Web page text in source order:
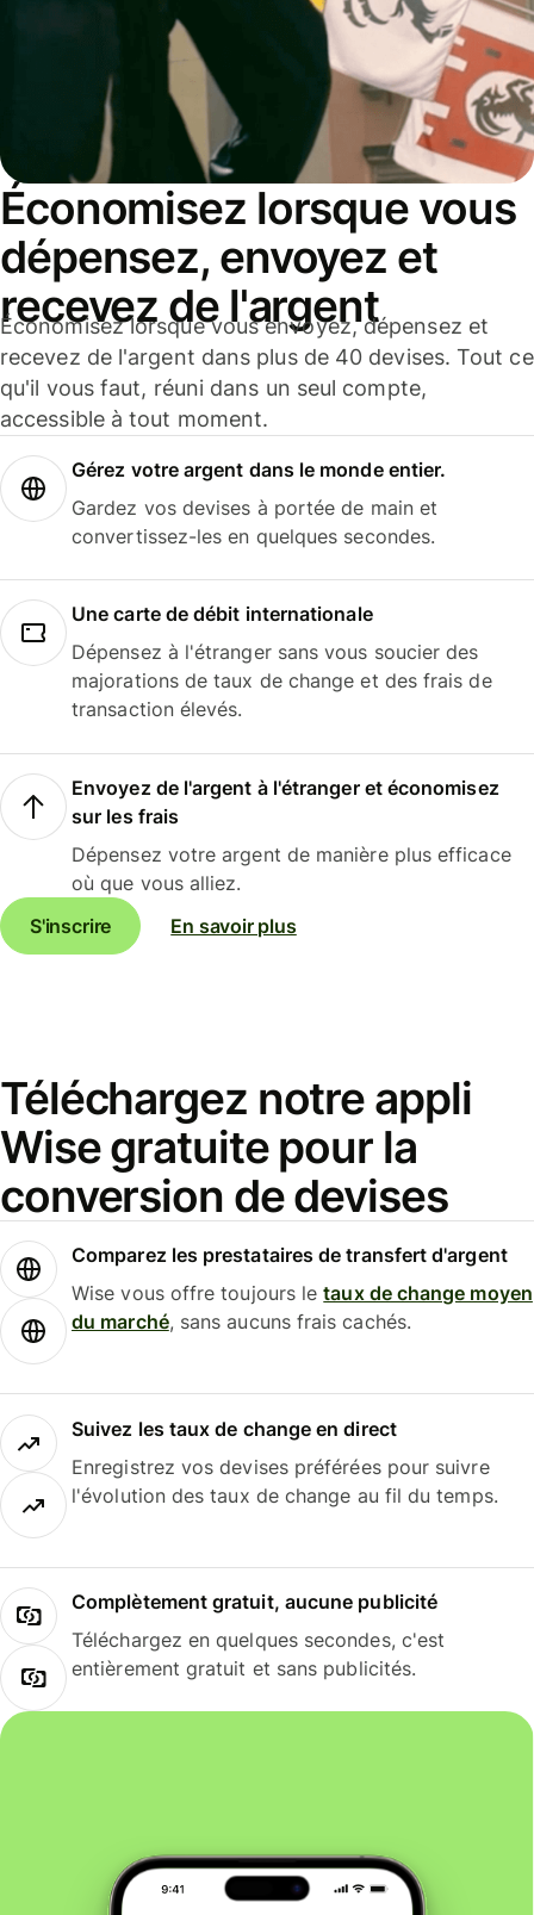
Économisez lorsque vous
dépensez, envoyez et
recevez de l'argent
Économisez lorsque vous envoyez, dépensez et
recevez de l'argent dans plus de 40 devises. Tout ce
qu'il vous faut, réuni dans un seul compte,
accessible à tout moment.
Gérez votre argent dans le monde entier.
Gardez vos devises à portée de main et
convertissez-les en quelques secondes.
Une carte de débit internationale
Dépensez à l'étranger sans vous soucier des
majorations de taux de change et des frais de
transaction élevés.
Envoyez de l'argent à l'étranger et économisez
sur les frais
Dépensez votre argent de manière plus efficace
où que vous alliez.
S'inscrire
En savoir plus
Téléchargez notre appli
Wise gratuite pour la
conversion de devises
Comparez les prestataires de transfert d'argent
Wise vous offre toujours letaux de change moyen
du marché, sans aucuns frais cachés.
Suivez les taux de change en direct
Enregistrez vos devises préférées pour suivre
l'évolution des taux de change au fil du temps.
Complètement gratuit, aucune publicité
Téléchargez en quelques secondes, c'est
entièrement gratuit et sans publicités.